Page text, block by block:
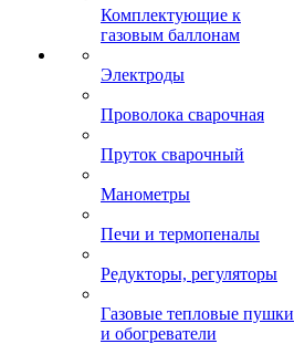
Комплектующие к
газовым баллонам
Электроды
Проволока сварочная
Пруток сварочный
Манометры
Печи и термопеналы
Редукторы, регуляторы
Газовые тепловые пушки
и обогреватели